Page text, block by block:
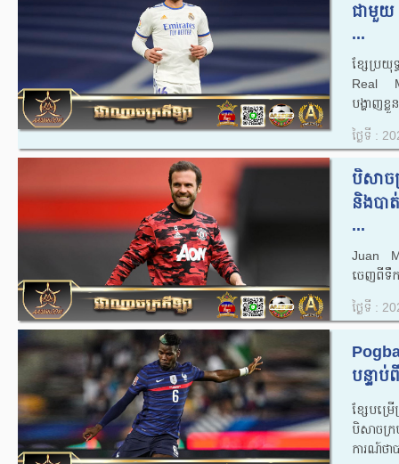
ជាមួយ
...
ខ្សែប្រយុ
Real
បង្ហាញខ្
ថ្ងៃទី :
បិសាច
និងបាត់
...
Juan
ចេញពីទឹក
ថ្ងៃទី :
បន្ទា
ខ្សែបម្រ
បិសាចក្
ការណ៍ថា